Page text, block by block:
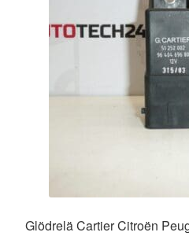
Glödrelä Cartier Citroën